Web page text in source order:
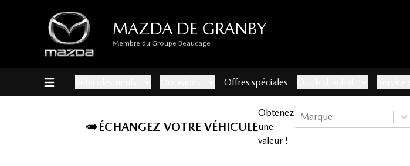
MAZDA DE GRANBY
Membre du Groupe Beaucage
Offres spéciales
ÉCHANGEZ VOTRE VÉHICULE
Obtenez
une
valeur !
Marque